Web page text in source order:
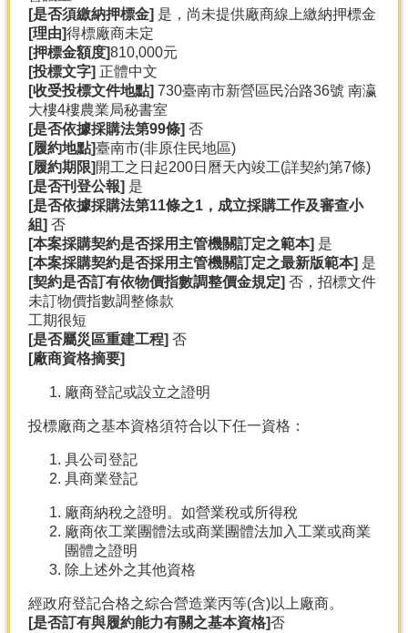
[是否須繳納押標金] 是，尚未提供廠商線上繳納押標金
[理由]得標廠商未定
[押標金額度]810,000元
[投標文字] 正體中文
[收受投標文件地點] 730臺南市新營區民治路36號 南瀛
大樓4樓農業局秘書室
[是否依據採購法第99條] 否
[履約地點]臺南市(非原住民地區)
[履約期限] 開工之日起200日曆天內竣工(詳契約第7條)
[是否刊登公報] 是
[是否依據採購法第11條之1 ，成立採購工作及審查小
組] 否
[本案採購契約是否採用主管機關訂定之範本] 是
[本案採購契約是否採用主管機關訂定之最新版範本] 是
[契約是否訂有依物價指數調整價金規定] 否，招標文件
未訂物價指數調整條款
工期很短
[是否屬災區重建工程] 否
[廠商資格摘要]
廠商登記或設立之證明
投標廠商之基本資格須符合以下任一資格：
具公司登記
具商業登記
廠商納稅之證明。如營業稅或所得稅
廠商依工業團體法或商業團體法加入工業或商業
團體之證明
除上述外之其他資格
經政府登記合格之綜合營造業丙等(含)以上廠商。
[是否訂有與履約能力有關之基本資格]否